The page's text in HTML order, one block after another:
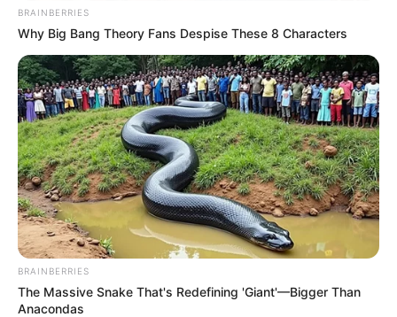
BRAINBERRIES
Why Big Bang Theory Fans Despise These 8 Characters
BRAINBERRIES
The Massive Snake That's Redefining 'Giant'—Bigger Than
Anacondas